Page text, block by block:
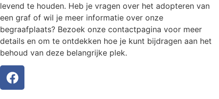
levend te houden. Heb je vragen over het adopteren van
een graf of wil je meer informatie over onze
begraafplaats? Bezoek onze contactpagina voor meer
details en om te ontdekken hoe je kunt bijdragen aan het
behoud van deze belangrijke plek.